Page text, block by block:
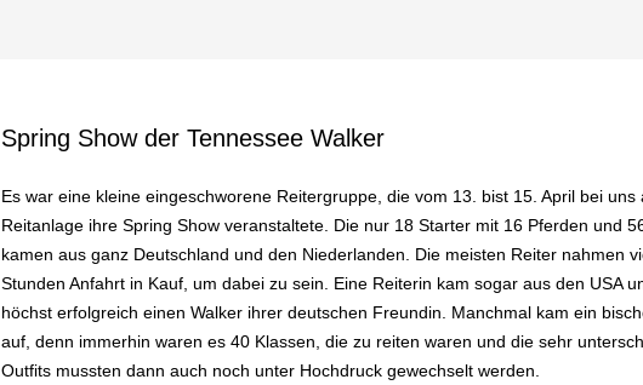
Spring Show der Tennessee Walker
Es war eine kleine eingeschworene Reitergruppe, die vom 13. bist 15. April bei uns
Reitanlage ihre Spring Show veranstaltete. Die nur 18 Starter mit 16 Pferden und
kamen aus ganz Deutschland und den Niederlanden. Die meisten Reiter nahmen
Stunden Anfahrt in Kauf, um dabei zu sein. Eine Reiterin kam sogar aus den USA
höchst erfolgreich einen Walker ihrer deutschen Freundin. Manchmal kam ein
auf, denn immerhin waren es 40 Klassen, die zu reiten waren und die sehr
Outfits mussten dann auch noch unter Hochdruck gewechselt werden.